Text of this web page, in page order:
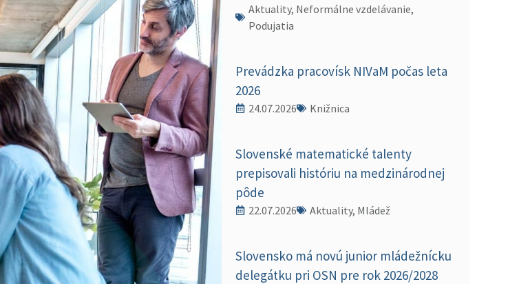
Aktuality, Neformálne vzdelávanie,
Podujatia
Prevádzka pracovísk NIVaM počas leta
2026
24.07.2026 Knižnica
Slovenské matematické talenty
prepisovali históriu na medzinárodnej
pôde
22.07.2026 Aktuality, Mládež
Slovensko má novú junior mládežnícku
delegátku pri OSN pre rok 2026/2028